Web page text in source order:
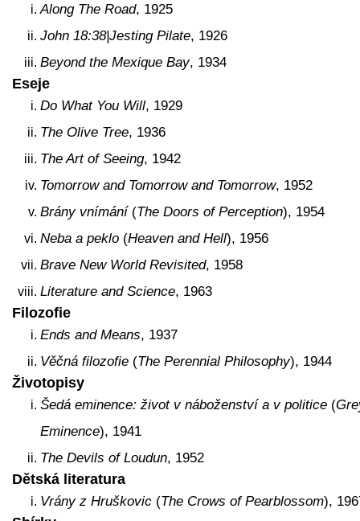
Along The Road, 1925
John 18:38|Jesting Pilate, 1926
Beyond the Mexique Bay, 1934
Eseje
Do What You Will, 1929
The Olive Tree, 1936
The Art of Seeing, 1942
Tomorrow and Tomorrow and Tomorrow, 1952
Brány vnímání(The Doors of Perception), 1954
Neba a peklo (Heaven and Hell), 1956
Brave New World Revisited, 1958
Literature and Science, 1963
Filozofie
Ends and Means, 1937
Věčná filozofie (The Perennial Philosophy), 1944
Životopisy
Šedá eminence: život v náboženství a v politice (
Eminence), 1941
The Devils of Loudun, 1952
Dětská literatura
Vrány z Hruškovic (The Crows of Pearblossom),